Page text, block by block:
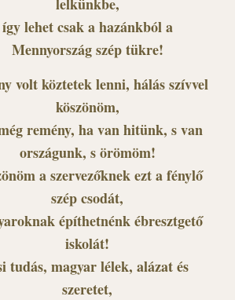
így lehet csak a hazánkból a
Mennyország szép tükre!
volt köztetek lenni, hálás szívvel
köszönöm,
remény, ha van hitünk, s van
országunk, s örömöm!
a szervezőknek ezt a fénylő
szép csodát,
építhetnénk ébresztgető
iskolát!
tudás, magyar lélek, alázat és
szeretet,